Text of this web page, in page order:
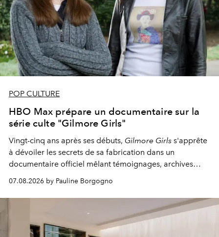
POP CULTURE
HBO Max prépare un documentaire sur la
série culte "Gilmore Girls"
Vingt-cinq ans après ses débuts, Gilmore Girls s'apprête
à dévoiler les secrets de sa fabrication dans un
documentaire officiel mêlant témoignages, archives
générationnel.
07.08.2026 by Pauline Borgogno